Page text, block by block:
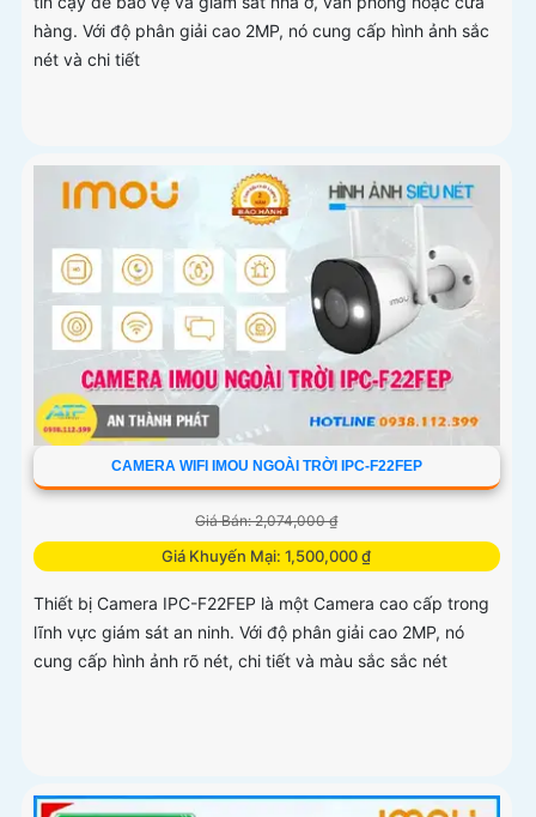
hàng. Với độ phân giải cao 2MP, nó cung cấp hình ảnh sắc
nét và chi tiết
CAMERA WIFI IMOU NGOÀI TRỜI IPC-F22FEP
Giá Bán: 2,074,000 ₫
Giá Khuyến Mại: 1,500,000 ₫
Thiết bị Camera IPC-F22FEP là một Camera cao cấp trong
lĩnh vực giám sát an ninh. Với độ phân giải cao 2MP, nó
cung cấp hình ảnh rõ nét, chi tiết và màu sắc sắc nét